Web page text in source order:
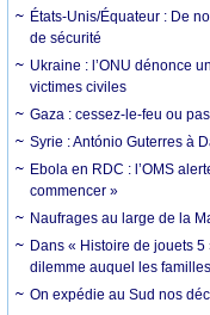
États-Unis/Équateur : De
de sécurité
Ukraine : l’ONU dénonce
victimes civiles
Gaza : cessez-le-feu ou
Syrie : António Guterres à
Ebola en RDC : l’OMS
commencer »
Naufrages au large de la
Dans « Histoire de jouets
dilemme auquel les
On expédie au Sud nos